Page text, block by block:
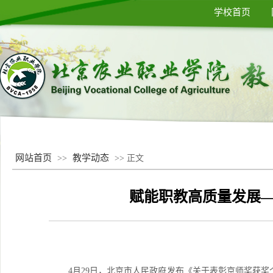
学校首页
网站首页 >> 教学动态 >> 正文
赋能职教高质量发展
4月29日，北京市人民政府发布《关于表彰京师奖获